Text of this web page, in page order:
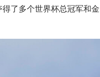
了多个世界杯总冠军和金